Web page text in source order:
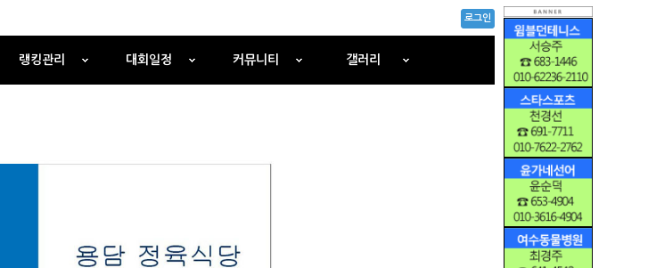
랭킹관리 대회일정 커뮤니티 갤러리
로그인